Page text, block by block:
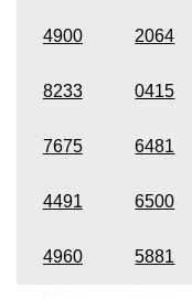
4900 2064
8233 0415
7675 6481
4491 6500
4960 5881